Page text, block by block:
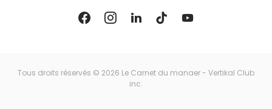
Tous droits réservés © 2026 Le Carnet du manaer - Vertikal Club
inc.